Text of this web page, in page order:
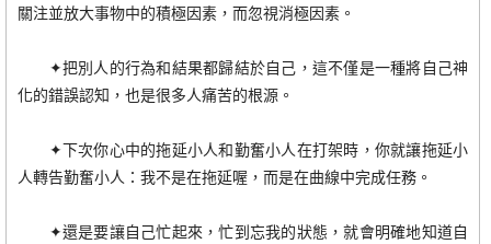
關注並放大事物中的積極因素，而忽視消極因素。
✦把別人的行為和結果都歸結於自己，這不僅是一種將自己神
化的錯誤認知，也是很多人痛苦的根源。
✦下次你心中的拖延小人和勤奮小人在打架時，你就讓拖延小
人轉告勤奮小人：我不是在拖延喔，而是在曲線中完成任務。
✦還是要讓自己忙起來，忙到忘我的狀態，就會明確地知道自